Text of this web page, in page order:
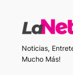
Noticias,
Mucho Más!